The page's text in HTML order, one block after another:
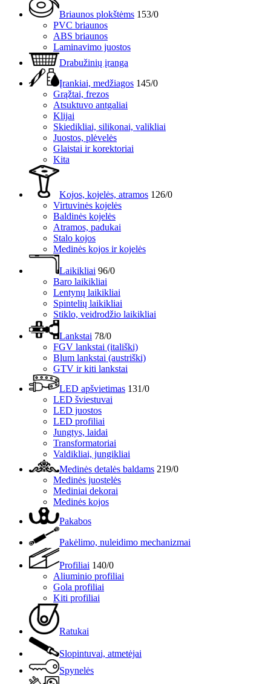
Briaunos plokštėms 153/0
PVC briaunos
ABS briaunos
Laminavimo juostos
Drabužinių įranga
Įrankiai, medžiagos 145/0
Grąžtai, frezos
Atsuktuvo antgaliai
Klijai
Skiedikliai, silikonai, valikliai
Juostos, plėvelės
Glaistai ir korektoriai
Kita
Kojos, kojelės, atramos 126/0
Virtuvinės kojelės
Baldinės kojelės
Atramos, padukai
Stalo kojos
Medinės kojos ir kojelės
Laikikliai 96/0
Baro laikikliai
Lentynų laikikliai
Spintelių laikikliai
Stiklo, veidrodžio laikikliai
Lankstai 78/0
FGV lankstai (itališki)
Blum lankstai (austriški)
GTV ir kiti lankstai
LED apšvietimas 131/0
LED šviestuvai
LED juostos
LED profiliai
Jungtys, laidai
Transformatoriai
Valdikliai, jungikliai
Medinės detalės baldams 219/0
Medinės juostelės
Mediniai dekorai
Medinės kojos
Pakabos
Pakėlimo, nuleidimo mechanizmai
Profiliai 140/0
Aliuminio profiliai
Gola profiliai
Kiti profiliai
Ratukai
Slopintuvai, atmetėjai
Spynelės